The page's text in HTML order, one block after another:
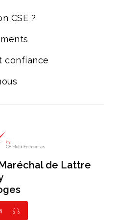
CSE ?
confiance
de Lattre